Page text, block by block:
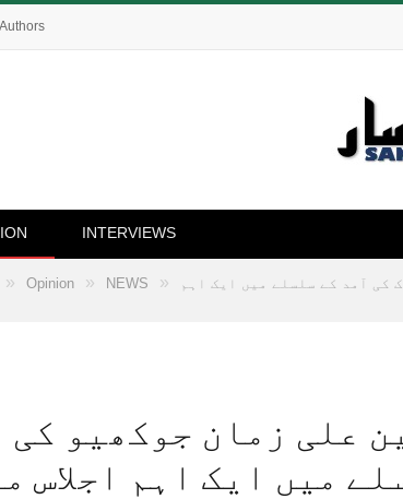
INTERVIEWS
» Opinion » NEWS »
کی آمد کے سلسلے میں ایک اہم
علی زمان جوکھیو کی
میں ایک اہم اجلاس